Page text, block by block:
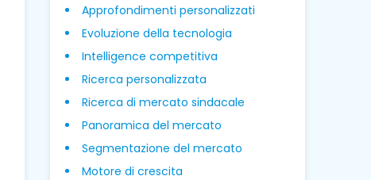
Approfondimenti personalizzati
Evoluzione della tecnologia
Intelligence competitiva
Ricerca personalizzata
Ricerca di mercato sindacale
Panoramica del mercato
Segmentazione del mercato
Motore di crescita